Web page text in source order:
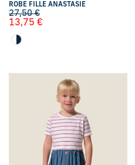
ROBE FILLE ANASTASIE
27,50€
13,75 €